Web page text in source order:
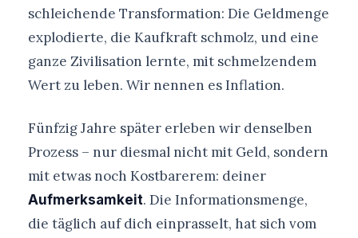
schleichende Transformation: Die Geldmenge
explodierte, die Kaufkraft schmolz, und eine
ganze Zivilisation lernte, mit schmelzendem
Wert zu leben. Wir nennen es Inflation.
Fünfzig Jahre später erleben wir denselben
Prozess – nur diesmal nicht mit Geld, sondern
mit etwas noch Kostbarerem: deiner
Aufmerksamkeit. Die Informationsmenge,
die täglich auf dich einprasselt, hat sich vom